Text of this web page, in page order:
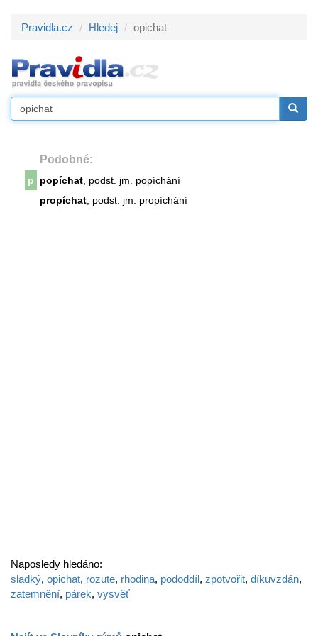
Pravidla.cz Hledej opichat
Podobné:
p popíchat , podst. jm. popíchání
propíchat , podst. jm. propíchání
Naposledy hledáno:
sladký, opichat, rozute, rhodina, pododdíl, zpotvořit, díkuvzdán,
zatemnění, párek, vysvěť